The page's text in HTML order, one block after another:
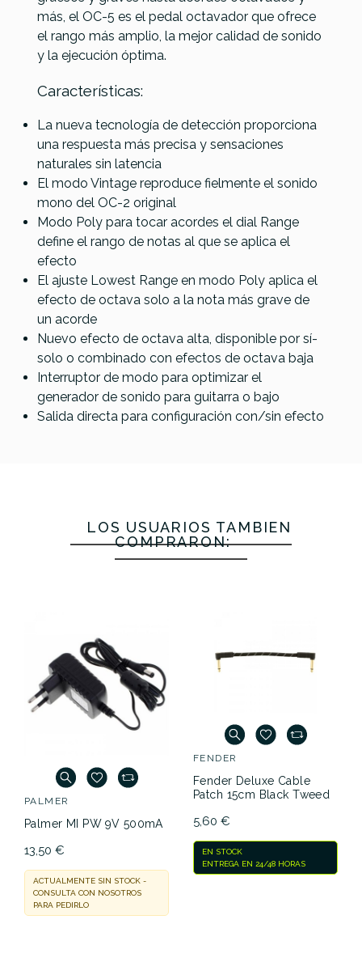
más, el OC-5 es el pedal octavador que ofrece
el rango más amplio, la mejor calidad de sonido
y la ejecución óptima.
Características:
La nueva tecnología de detección proporciona
una respuesta más precisa y sensaciones
naturales sin latencia
El modo Vintage reproduce fielmente el sonido
mono del OC-2 original
Modo Poly para tocar acordes el dial Range
define el rango de notas al que se aplica el
efecto
El ajuste Lowest Range en modo Poly aplica el
efecto de octava solo a la nota más grave de
un acorde
Nuevo efecto de octava alta, disponible por sí­
solo o combinado con efectos de octava baja
Interruptor de modo para optimizar el
generador de sonido para guitarra o bajo
Salida directa para configuración con/sin efecto
LOS USUARIOS TAMBIÉN
COMPRARON:
PALMER
Palmer MI PW 9V 500mA
13,50 €
ACTUALMENTE SIN STOCK -
CONSULTA CON NOSOTROS
PARA PEDIRLO
FENDER
Fender Deluxe Cable
Patch 15cm Black Tweed
5,60 €
EN STOCK
ENTREGA EN 24/48 HORAS